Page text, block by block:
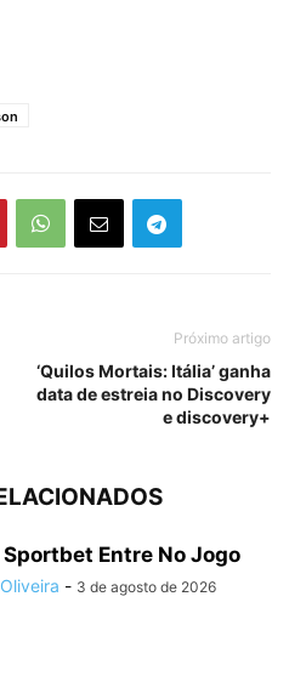
Próximo artigo
‘Quilos Mortais: Itália’ ganha
data de estreia no Discovery
e discovery+
Entre No Jogo
- 3 de agosto de 2026